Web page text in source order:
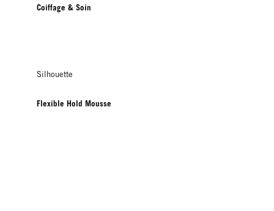
Coiffage & Soin
Silhouette
Flexible Hold Mousse